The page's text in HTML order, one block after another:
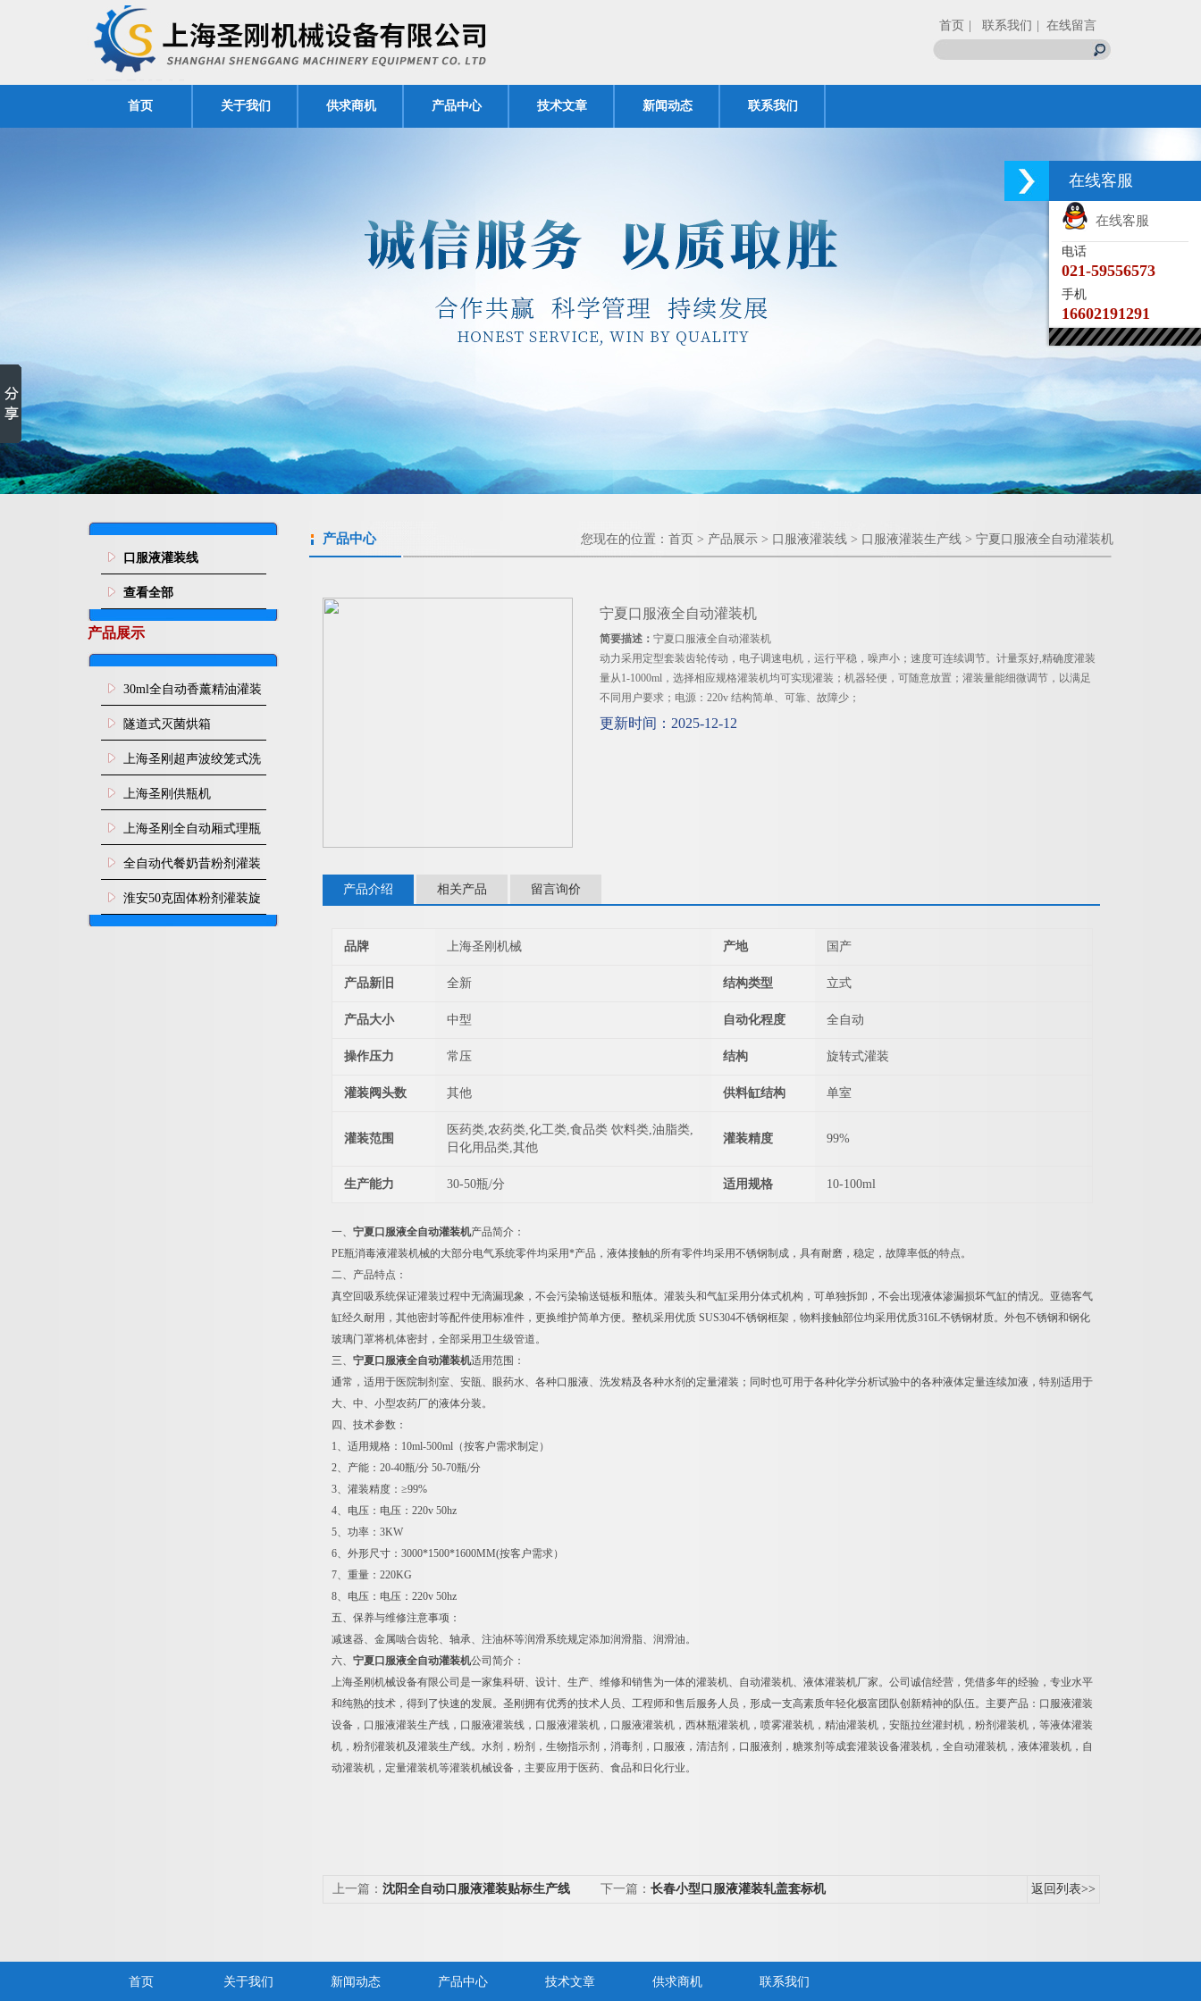
首页 | 联系我们 | 在线留言
首页 关于我们 供求商机 产品中心 技术文章 新闻动态 联系我们
口服液灌装线
查看全部
产品展示
30ml全自动香薰精油灌装
旋盖机
隧道式灭菌烘箱
上海圣刚超声波绞笼式洗
瓶机
上海圣刚供瓶机
上海圣刚全自动厢式理瓶
机
全自动代餐奶昔粉剂灌装
生产线
淮安50克固体粉剂灌装旋
盖机
产品中心 您现在的位置： 首页 > 产品展示 > 口服液灌装线 > 口服液灌装生产线 > 宁夏口服液全自动灌装机
宁夏口服液全自动灌装机
简要描述： 宁夏口服液全自动灌装机
动力采用定型套装齿轮传动，电子调速电机，运行平稳，噪声小；速度可连续调节。计量泵好,精确度灌装
量从1-1000ml，选择相应规格灌装机均可实现灌装；机器轻便，可随意放置；灌装量能细微调节，以满足
不同用户要求；电源：220v 结构简单、可靠、故障少；
更新时间：2025-12-12
产品介绍 相关产品 留言询价
品牌 上海圣刚机械 产地 国产
产品新旧 全新 结构类型 立式
产品大小 中型 自动化程度 全自动
操作压力 常压 结构 旋转式灌装
灌装阀头数 其他 供料缸结构 单室
灌装范围
医药类,农药类,化工类,食品类 饮料类,油脂类,
日化用品类,其他
灌装精度 99%
生产能力 30-50瓶/分 适用规格 10-100ml
一、 宁夏口服液全自动灌装机产品简介：
PE瓶消毒液灌装机械的大部分电气系统零件均采用*产品，液体接触的所有零件均采用不锈钢制成，具有耐磨，稳定，故障率低的特点。
二、产品特点：
真空回吸系统保证灌装过程中无滴漏现象，不会污染输送链板和瓶体。灌装头和气缸采用分体式机构，可单独拆卸，不会出现液体渗漏损坏气缸的情况。亚德客气
缸经久耐用，其他密封等配件使用标准件，更换维护简单方便。整机采用优质 SUS304不锈钢框架，物料接触部位均采用优质316L不锈钢材质。外包不锈钢和钢化
玻璃门罩将机体密封，全部采用卫生级管道。
三、 宁夏口服液全自动灌装机适用范围：
通常，适用于医院制剂室、安瓿、眼药水、各种口服液、洗发精及各种水剂的定量灌装；同时也可用于各种化学分析试验中的各种液体定量连续加液，特别适用于
大、中、小型农药厂的液体分装。
四、技术参数：
1、适用规格：10ml-500ml（按客户需求制定）
2、产能：20-40瓶/分 50-70瓶/分
3、灌装精度：≥99%
4、电压：电压：220v 50hz
5、功率：3KW
6、外形尺寸：3000*1500*1600MM(按客户需求）
7、重量：220KG
8、电压：电压：220v 50hz
五、保养与维修注意事项：
减速器、金属啮合齿轮、轴承、注油杯等润滑系统规定添加润滑脂、润滑油。
六、 宁夏口服液全自动灌装机公司简介：
上海圣刚机械设备有限公司是一家集科研、设计、生产、维修和销售为一体的灌装机、自动灌装机、液体灌装机厂家。公司诚信经营，凭借多年的经验，专业水平
和纯熟的技术，得到了快速的发展。圣刚拥有优秀的技术人员、工程师和售后服务人员，形成一支高素质年轻化极富团队创新精神的队伍。主要产品：口服液灌装
设备，口服液灌装生产线，口服液灌装线，口服液灌装机，口服液灌装机，西林瓶灌装机，喷雾灌装机，精油灌装机，安瓿拉丝灌封机，粉剂灌装机，等液体灌装
机，粉剂灌装机及灌装生产线。水剂，粉剂，生物指示剂，消毒剂，口服液，清洁剂，口服液剂，糖浆剂等成套灌装设备灌装机，全自动灌装机，液体灌装机，自
动灌装机，定量灌装机等灌装机械设备，主要应用于医药、食品和日化行业。
上一篇： 沈阳全自动口服液灌装贴标生产线 下一篇： 长春小型口服液灌装轧盖套标机 返回列表>>
首页 关于我们 新闻动态 产品中心 技术文章 供求商机 联系我们
在线客服
在线客服
电话
021-59556573
手机
16602191291